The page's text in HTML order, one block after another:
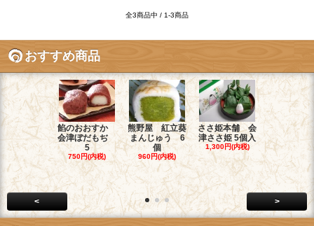
全3商品中 / 1-3商品
おすすめ商品
餡のおおすか
会津ぼだもぢ
5
750円(内税)
熊野屋 紅立葵
まんじゅう 6
個
960円(内税)
ささ姫本舗 会
津ささ姫 5個入
1,300円(内税)
お菓子のヤ
チ 和菓子職
1,900円(内
< >